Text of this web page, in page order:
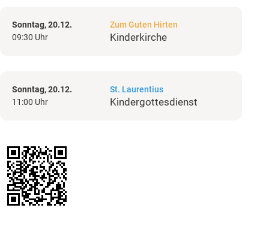
Sonntag, 20.12.
Zum Guten Hirten
09:30 Uhr
Kinderkirche
Sonntag, 20.12.
St. Laurentius
11:00 Uhr
Kindergottesdienst